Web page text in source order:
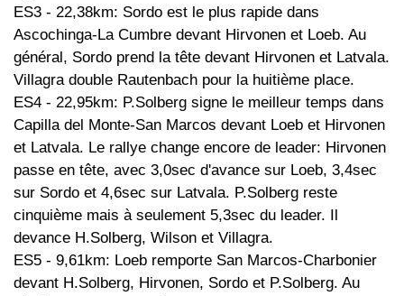
ES3 - 22,38km: Sordo est le plus rapide dans
Ascochinga-La Cumbre devant Hirvonen et Loeb. Au
général, Sordo prend la tête devant Hirvonen et Latvala.
Villagra double Rautenbach pour la huitième place.
ES4 - 22,95km: P.Solberg signe le meilleur temps dans
Capilla del Monte-San Marcos devant Loeb et Hirvonen
et Latvala. Le rallye change encore de leader: Hirvonen
passe en tête, avec 3,0sec d'avance sur Loeb, 3,4sec
sur Sordo et 4,6sec sur Latvala. P.Solberg reste
cinquième mais à seulement 5,3sec du leader. Il
devance H.Solberg, Wilson et Villagra.
ES5 - 9,61km: Loeb remporte San Marcos-Charbonier
devant H.Solberg, Hirvonen, Sordo et P.Solberg. Au